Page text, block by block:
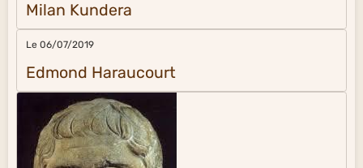
Milan Kundera
Le 06/07/2019
Edmond Haraucourt